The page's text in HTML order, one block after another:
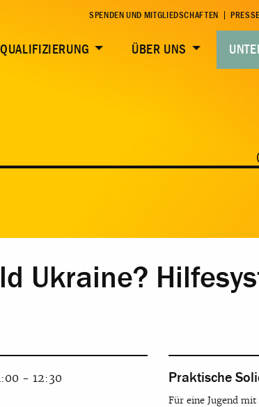
SPENDEN UND MITGLIEDSCHAFTEN PRESSE
ÜBER UNS
Ukraine?
- 12:30 Praktische
Für eine Jugend